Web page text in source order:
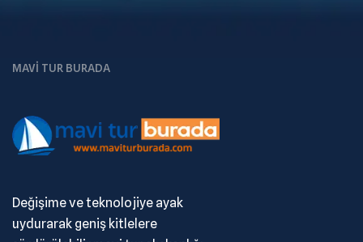
MAVI TUR BURADA
Değişime ve teknolojiye ayak
uydurarak geniş kitlelere